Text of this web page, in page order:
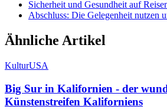
Sicherheit und Gesundheit auf
Abschluss: Die Gelegenheit nutzen
Ähnliche Artikel
KulturUSA
Big Sur in Kalifornien - der
Künstenstreifen Kaliforniens